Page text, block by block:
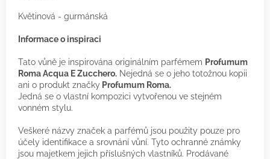
Květinová - gurmánská
Informace o inspiraci
Tato vůně je inspirována originálním parfémem Profumum
Roma Acqua E Zucchero. Nejedná se o jeho totožnou kopii
ani o produkt značky Profumum Roma.
Jedná se o vlastní kompozici vytvořenou ve stejném
vonném stylu.
Veškeré názvy značek a parfémů jsou použity pouze pro
účely identifikace a srovnání vůní. Tyto ochranné známky
jsou majetkem jejich příslušných vlastníků. Prodávané